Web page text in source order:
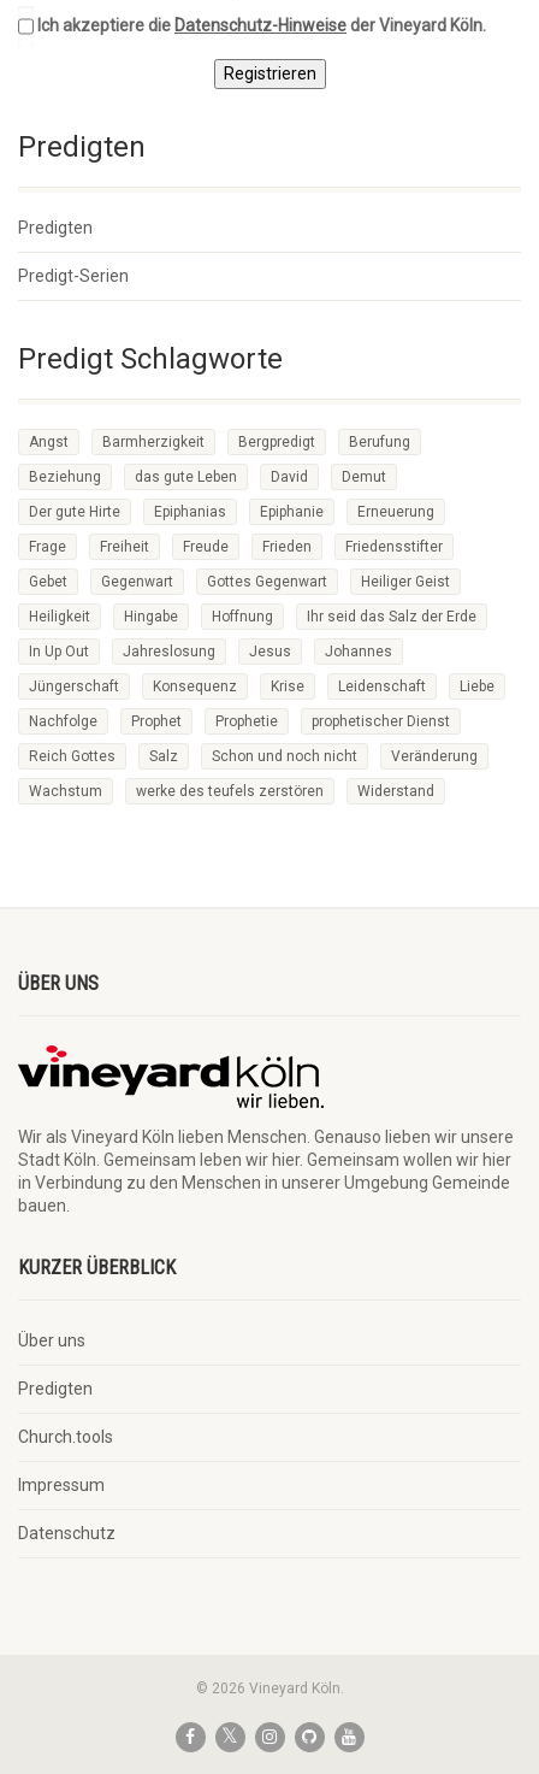
Ich akzeptiere die Datenschutz-Hinweiseder Vineyard Köln.
Registrieren
Predigten
Predigten
Predigt-Serien
Predigt Schlagworte
Angst Barmherzigkeit Bergpredigt Berufung
Beziehung das gute Leben David Demut
Der gute Hirte Epiphanias Epiphanie Erneuerung
Frage Freiheit Freude Frieden Friedensstifter
Gebet Gegenwart Gottes Gegenwart Heiliger Geist
Heiligkeit Hingabe Hoffnung Ihr seid das Salz der Erde
In Up Out Jahreslosung Jesus Johannes
Jüngerschaft Konsequenz Krise Leidenschaft Liebe
Nachfolge Prophet Prophetie prophetischer Dienst
Reich Gottes Salz Schon und noch nicht Veränderung
Wachstum werke des teufels zerstören Widerstand
ÜBER UNS
Wir als Vineyard Köln lieben Menschen. Genauso lieben wir unsere
Stadt Köln. Gemeinsam leben wir hier. Gemeinsam wollen wir hier
in Verbindung zu den Menschen in unserer Umgebung Gemeinde
bauen.
KURZER ÜBERBLICK
Über uns
Predigten
Church.tools
Impressum
Datenschutz
© 2026 Vineyard Köln.